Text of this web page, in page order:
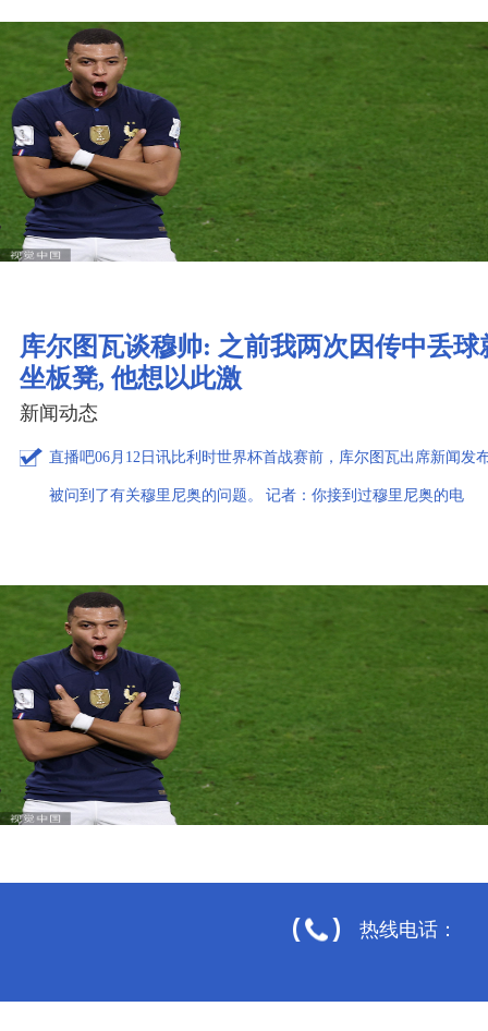
库尔图瓦谈穆帅: 之前我两次因传中丢球
坐板凳, 他想以此激
新闻动态
直播吧06月12日讯比利时世界杯首战赛前，库尔图瓦出席新闻发
被问到了有关穆里尼奥的问题。 记者：你接到过穆里尼奥的电
热线电话：